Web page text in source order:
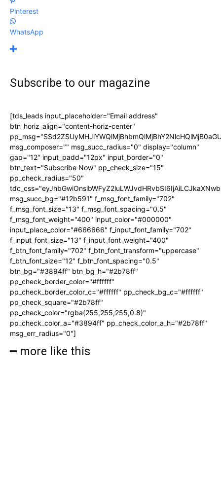
Pinterest
WhatsApp
Subscribe to our magazine
[tds_leads input_placeholder="Email address"
btn_horiz_align="content-horiz-center"
msg_composer="" msg_succ_radius="0" display="column"
gap="12" input_padd="12px" input_border="0"
btn_text="Subscribe Now" pp_check_size="15"
pp_check_radius="50"
msg_succ_bg="#12b591" f_msg_font_family="702"
f_msg_font_size="13" f_msg_font_spacing="0.5"
f_msg_font_weight="400" input_color="#000000"
input_place_color="#666666" f_input_font_family="702"
f_input_font_size="13" f_input_font_weight="400"
f_btn_font_family="702" f_btn_font_transform="uppercase"
f_btn_font_size="12" f_btn_font_spacing="0.5"
btn_bg="#3894ff" btn_bg_h="#2b78ff"
pp_check_border_color="#ffffff"
pp_check_border_color_c="#ffffff" pp_check_bg_c="#ffffff"
pp_check_square="#2b78ff"
pp_check_color="rgba(255,255,255,0.8)"
pp_check_color_a="#3894ff" pp_check_color_a_h="#2b78ff"
msg_err_radius="0"]
━ more like this